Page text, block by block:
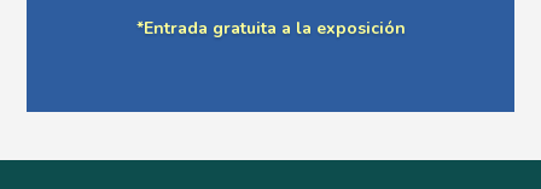
*Entrada gratuita a la exposición